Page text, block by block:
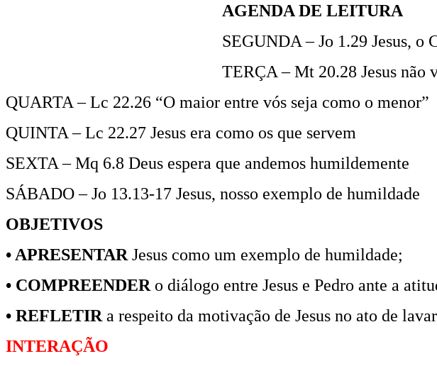
AGENDA DE LEITURA
SEGUNDA – Jo 1.29 Jesus, o
TERÇA – Mt 20.28 Jesus não
QUARTA – Lc 22.26 “O maior entre vós seja como o menor”
QUINTA – Lc 22.27 Jesus era como os que servem
SEXTA – Mq 6.8 Deus espera que andemos humildemente
SÁBADO – Jo 13.13-17 Jesus, nosso exemplo de humildade
OBJETIVOS
• APRESENTAR Jesus como um exemplo de humildade;
• COMPREENDER o diálogo entre Jesus e Pedro ante a
• REFLETIR a respeito da motivação de Jesus no ato de
INTERAÇÃO